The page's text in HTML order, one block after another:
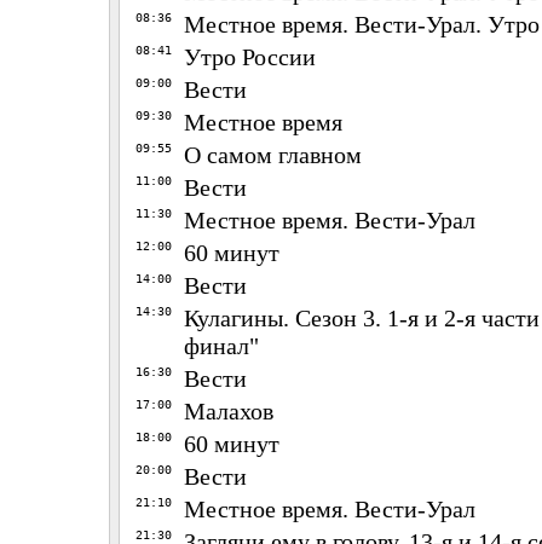
08:36 Местное время. Вести-Урал. Утро
08:41 Утро России
09:00 Вести
09:30 Местное время
09:55 О самом главном
11:00 Вести
11:30 Местное время. Вести-Урал
12:00 60 минут
14:00 Вести
14:30
Кулагины. Сезон 3. 1-я и 2-я
финал"
16:30 Вести
17:00 Малахов
18:00 60 минут
20:00 Вести
21:10 Местное время. Вести-Урал
21:30